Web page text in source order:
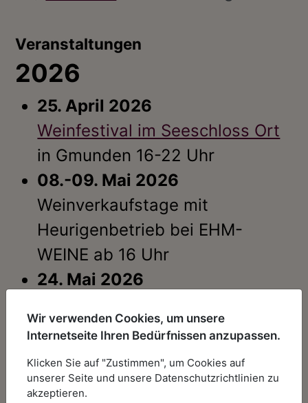
Veranstaltungen
2026
25. April 2026
Weinfestival im Seeschloss Ort
in Gmunden 16-22 Uhr
08.-09. Mai 2026
Weinverkaufstage mit
Heurigenbetrieb bei EHM-
WEINE ab 16 Uhr
24. Mai 2026
Pfingstsonntag ab 14 Uhr
30. Mai 2026
Kellergassenfest in Waidendorf
Wir verwenden Cookies, um unsere
Internetseite Ihren Bedürfnissen anzupassen.
Klicken Sie auf "Zustimmen", um Cookies auf
unserer Seite und unsere Datenschutzrichtlinien zu
akzeptieren.